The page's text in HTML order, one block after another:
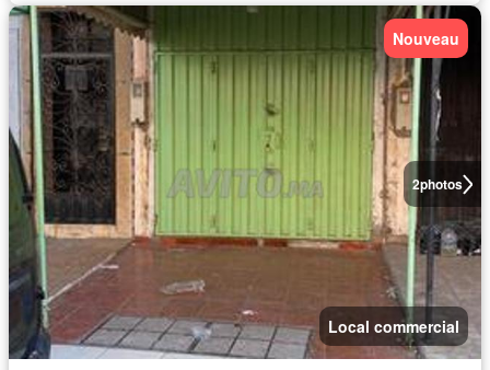
2photos
Nouveau
Local commercial